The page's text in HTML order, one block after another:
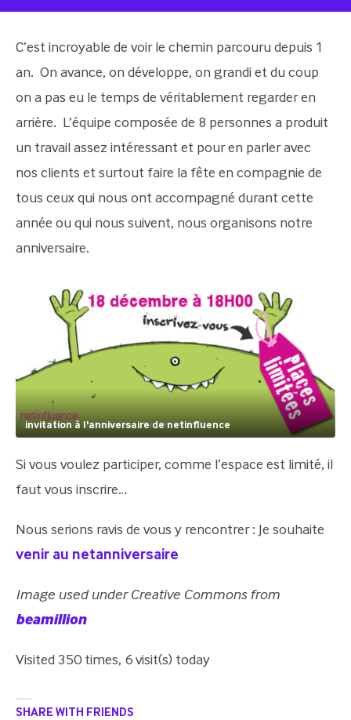
C’est incroyable de voir le chemin parcouru depuis 1
an. On avance, on développe, on grandi et du coup
on a pas eu le temps de véritablement regarder en
arrière. L’équipe composée de 8 personnes a produit
un travail assez intéressant et pour en parler avec
nos clients et surtout faire la fête en compagnie de
tous ceux qui nous ont accompagné durant cette
année ou qui nous suivent, nous organisons notre
anniversaire.
invitation à l'anniversaire de netinfluence
Si vous voulez participer, comme l’espace est limité, il
faut vous inscrire…
Nous serions ravis de vous y rencontrer : Je souhaite
venir au netanniversaire
Image used under Creative Commons from
beamillion
Visited 350 times, 6 visit(s) today
SHARE WITH FRIENDS